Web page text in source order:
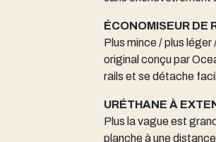
ÉCONOMISEUR DE
Plus mince / plus
original conçu par
rails et se détache
URÉTHANE À
Plus la vague est
planche à une